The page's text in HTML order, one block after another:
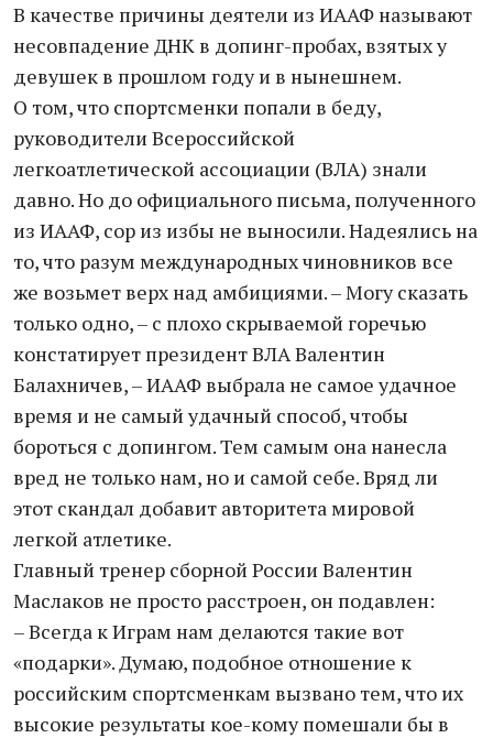
В качестве причины деятели из ИААФ называют
несовпадение ДНК в допинг-пробах, взятых у
девушек в прошлом году и в нынешнем.
О том, что спортсменки попали в беду,
руководители Всероссийской
легкоатлетической ассоциации (ВЛА) знали
давно. Но до официального письма, полученного
из ИААФ, сор из избы не выносили. Надеялись на
то, что разум международных чиновников все
же возьмет верх над амбициями. – Могу сказать
только одно, – с плохо скрываемой горечью
констатирует президент ВЛА Валентин
Балахничев, – ИААФ выбрала не самое удачное
время и не самый удачный способ, чтобы
бороться с допингом. Тем самым она нанесла
вред не только нам, но и самой себе. Вряд ли
этот скандал добавит авторитета мировой
легкой атлетике.
Главный тренер сборной России Валентин
Маслаков не просто расстроен, он подавлен:
– Всегда к Играм нам делаются такие вот
«подарки». Думаю, подобное отношение к
российским спортсменкам вызвано тем, что их
высокие результаты кое-кому помешали бы в